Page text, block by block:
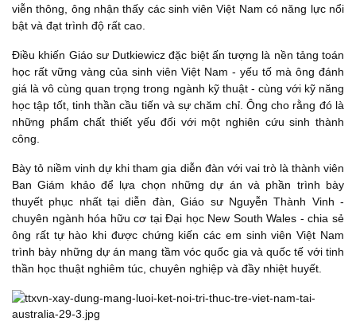
viễn thông, ông nhận thấy các sinh viên Việt Nam có năng lực nổi
bật và đạt trình độ rất cao.
Điều khiến Giáo sư Dutkiewicz đặc biệt ấn tượng là nền tảng toán
học rất vững vàng của sinh viên Việt Nam - yếu tố mà ông đánh
giá là vô cùng quan trọng trong ngành kỹ thuật - cùng với kỹ năng
học tập tốt, tinh thần cầu tiến và sự chăm chỉ. Ông cho rằng đó là
những phẩm chất thiết yếu đối với một nghiên cứu sinh thành
công.
Bày tỏ niềm vinh dự khi tham gia diễn đàn với vai trò là thành viên
Ban Giám khảo để lựa chọn những dự án và phần trình bày
thuyết phục nhất tại diễn đàn, Giáo sư Nguyễn Thành Vinh -
chuyên ngành hóa hữu cơ tại Đại học New South Wales - chia sẻ
ông rất tự hào khi được chứng kiến các em sinh viên Việt Nam
trình bày những dự án mang tầm vóc quốc gia và quốc tế với tinh
thần học thuật nghiêm túc, chuyên nghiệp và đầy nhiệt huyết.